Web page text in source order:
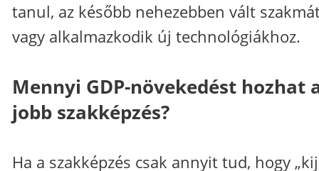
tanul, az később nehezebben vált
vagy alkalmazkodik új technológiákhoz.
Mennyi GDP-növekedést hozhat
jobb szakképzés?
Ha a szakképzés csak annyit tud, hogy